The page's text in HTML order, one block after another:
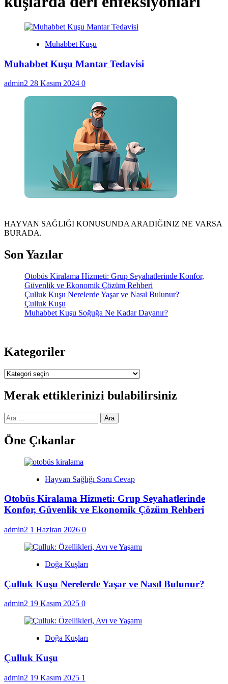
Muhabbet Kuşu
Muhabbet Kuşu Mantar Tedavisi
admin2 28 Kasım 2024 0
HAYVAN SAĞLIĞI KONUSUNDA ARADIĞINIZ NE VARSA
BURADA.
Son Yazılar
Otobüs Kiralama Hizmeti: Grup Seyahatlerinde Konfor,
Güvenlik ve Ekonomik Çözüm Rehberi
Çulluk Kuşu Nerelerde Yaşar ve Nasıl Bulunur?
Çulluk Kuşu
Muhabbet Kuşu Soğuğa Ne Kadar Dayanır?
Kategoriler
Kategoriler
Merak ettiklerinizi bulabilirsiniz
Arama:
Öne Çıkanlar
Hayvan Sağlığı Soru Cevap
Otobüs Kiralama Hizmeti: Grup Seyahatlerinde
Konfor, Güvenlik ve Ekonomik Çözüm Rehberi
admin2 1 Haziran 2026 0
Doğa Kuşları
Çulluk Kuşu Nerelerde Yaşar ve Nasıl Bulunur?
admin2 19 Kasım 2025 0
Doğa Kuşları
Çulluk Kuşu
admin2 19 Kasım 2025 1